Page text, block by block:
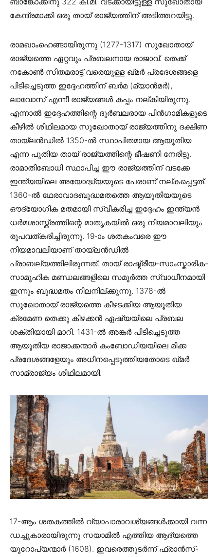
കേന്ദ്രമാക്കി ഒരു തായ് രാജ്യത്തിന് അടിത്തറയിട്ടു.
രാമഖാംഹെങ്ങായിരുന്നു (1277-1317) സുഖോതായ്
രാജ്യത്തെ ഏറ്റവും പ്രബലനായ രാജാവ്. തെക്ക്
നകോൺ സിതമരാട്ട് വരെയുള്ള ഖ്മർ പ്രദേശങ്ങളെ
പിടിച്ചെടുത്ത ഇദ്ദേഹത്തിന് ബർമ (മ്യാൻമർ),
ലാവോസ് എന്നീ രാജ്യങ്ങൾ കപ്പം നല്കിയിരുന്നു.
എന്നാൽ ഇദ്ദേഹത്തിന്റെ ദുർബലരായ പിൻഗാമികളുടെ
കീഴിൽ ശിഥിലമായ സുഖോതായ് രാജ്യത്തിനു ദക്ഷിണ
തായ്ലൻഡിൽ 1350-ൽ സ്ഥാപിതമായ ആയൂതിയ
എന്ന പുതിയ തായ് രാജ്യത്തിന്റെ ഭീഷണി നേരിട്ടു.
രാമാതിബോധി സ്ഥാപിച്ച ഈ രാജ്യത്തിന് വടക്കേ
ഇന്ത്യയിലെ അയോദ്ധ്യയുടെ പേരാണ് നല്കപ്പെട്ടത്.
1360-ൽ ഥേരാവാദബുദ്ധമതത്തെ ആയൂതിയയുടെ
ഔദ്യോഗിക മതമായി സ്വീകരിച്ച ഇദ്ദേഹം ഇന്ത്യൻ
ധർമശാസ്ത്രത്തിന്റെ മാതൃകയിൽ ഒരു നിയമാവലിയും
രൂപവത്കരിച്ചിരുന്നു. 19-ാം ശതകംവരെ ഈ
നിയമാവലിയാണ് തായ്ലൻഡിൽ
പ്രാബല്യത്തിലിരുന്നത്. തായ് രാഷ്ട്രീയ-സാംസ്കാരിക-
സാമൂഹിക മണ്ഡലങ്ങളിലെ സമൂർത്ത സ്വാധീനമായി
ഇന്നും ബുദ്ധമതം നിലനില്ക്കുന്നു. 1378-ൽ
സുഖോതായ് രാജ്യത്തെ കീഴടക്കിയ ആയൂതിയ
ക്രമേണ തെക്കു കിഴക്കൻ ഏഷ്യയിലെ പ്രബല
ശക്തിയായി മാറി. 1431-ൽ അങ്കർ പിടിച്ചെടുത്ത
ആയൂതിയ രാജാക്കന്മാർ കംബോഡിയയിലെ മിക്ക
പ്രദേശങ്ങളേയും അധീനപ്പെടുത്തിയതോടെ ഖ്മർ
സാമ്രാജ്യം ശിഥിലമായി.
17-ആം ശതകത്തിൽ വ്യാപാരാവശ്യങ്ങൾക്കായി വന്ന
ഡച്ചുകാരായിരുന്നു സയാമിൽ എത്തിയ ആദ്യത്തെ
യൂറോപ്യന്മാർ (1608). ഇവരെത്തുടർന്ന് ഫ്രാൻസ്-